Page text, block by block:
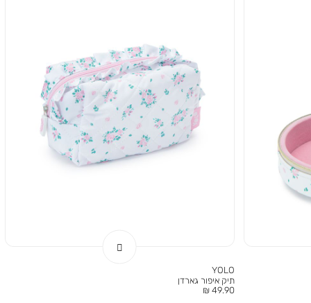
YOLO
תיק איפור גארדן
מחיר
49.90 ₪